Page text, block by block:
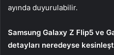
ayında duyurulabilir.
Samsung Galaxy Z Flip5 ve
detayları neredeyse